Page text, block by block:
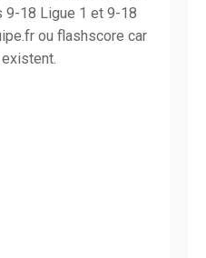
18 Ligue 1 et 9-18
ou flashscore car